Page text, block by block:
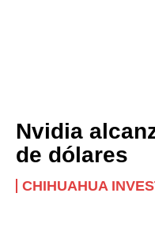
Nvidia
de dólares
CHIHUAHUA